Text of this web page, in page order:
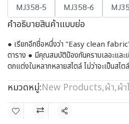
MJ358-5
MJ358-6
คำอธิบายสินค้าแบบย่อ
● เรียกอีกชื่อหนึ่งว่า "Easy clean
ตาราง ● มีคุณสมบัติป้องกันคราบเลอะและ
ตกแต่งในหลากหลายสไตล์ ไม่ว่าจะเป็นสไ
หมวดหมู่:New Products,ผ้า,ผ้
แชร์